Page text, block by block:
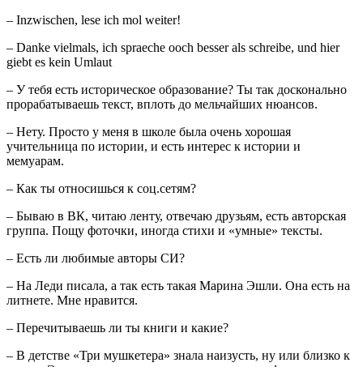
– Inzwischen, lese ich mol weiter!
– Danke vielmals, ich spraeche ooch besser als schreibe, und hier
giebt es kein Umlaut
– У тебя есть историческое образование? Ты так досконально
прорабатываешь текст, вплоть до мельчайших нюансов.
– Нету. Просто у меня в школе была очень хорошая
учительница по истории, и есть интерес к истории и
мемуарам.
– Как ты относишься к соц.сетям?
– Бываю в ВК, читаю ленту, отвечаю друзьям, есть авторская
группа. Пощу фоточки, иногда стихи и «умные» тексты.
– Есть ли любимые авторы СИ?
– На Леди писала, а так есть такая Марина Эшли. Она есть на
литнете. Мне нравится.
– Перечитываешь ли ты книги и какие?
– В детстве «Три мушкетера» знала наизусть, ну или близко к